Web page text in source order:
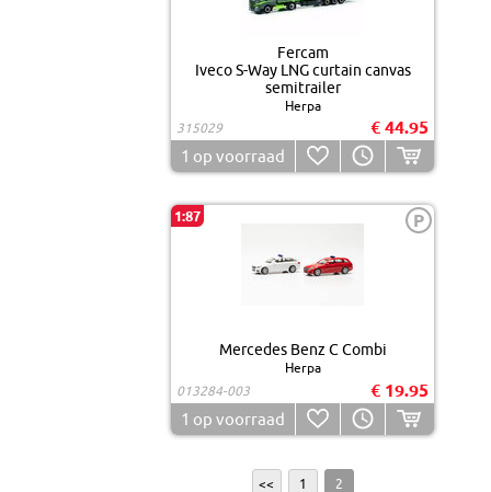
Fercam
Iveco S-Way LNG curtain canvas
semitrailer
Herpa
315029
€ 44.95
1 op voorraad
1:87 P
Mercedes Benz C Combi
Herpa
013284-003
€ 19.95
1 op voorraad
<< 1 2